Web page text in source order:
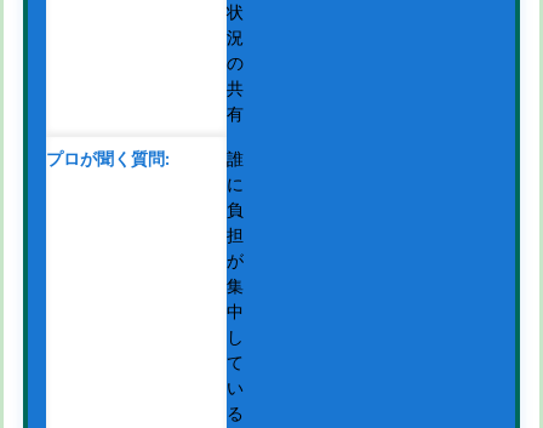
状
況
の
共
有
誰
に
負
担
が
集
中
し
て
い
る